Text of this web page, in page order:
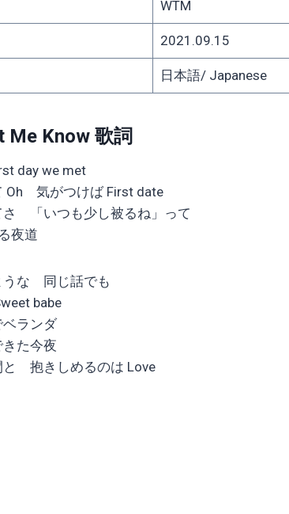
WTM
2021.09.15
日本語/ Japanese
Me Know 歌詞
day we met
Oh 気がつけば First date
さ 「いつも少し被るね」って
夜道
うな 同じ話でも
babe
ランダ
た今夜
と 抱きしめるのは Love